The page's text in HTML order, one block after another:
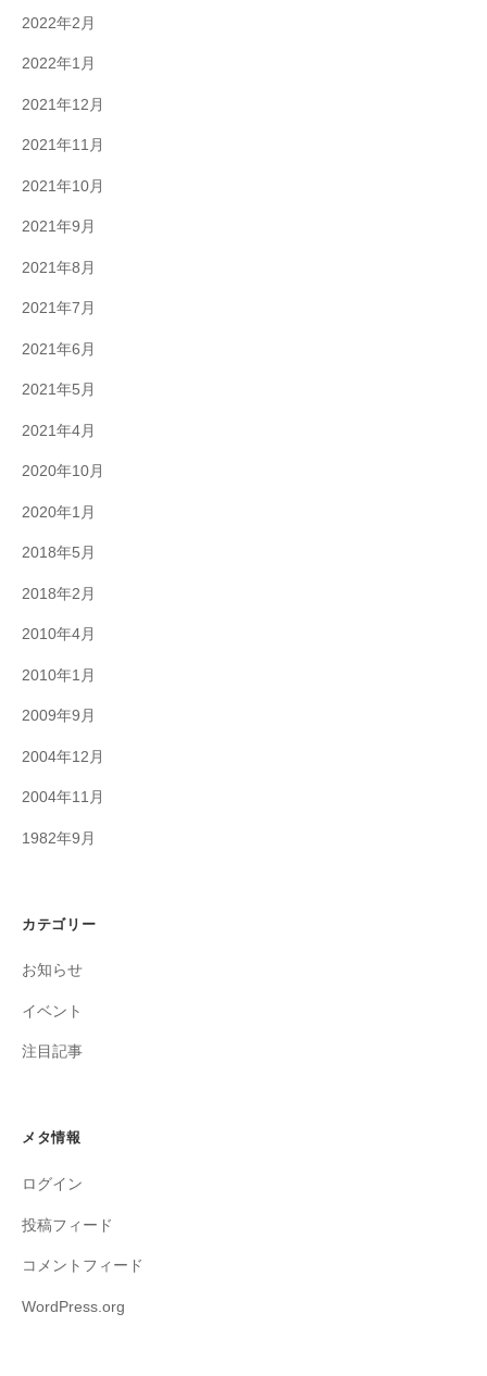
2022年2月
2022年1月
2021年12月
2021年11月
2021年10月
2021年9月
2021年8月
2021年7月
2021年6月
2021年5月
2021年4月
2020年10月
2020年1月
2018年5月
2018年2月
2010年4月
2010年1月
2009年9月
2004年12月
2004年11月
1982年9月
カテゴリー
お知らせ
イベント
注目記事
メタ情報
ログイン
投稿フィード
コメントフィード
WordPress.org